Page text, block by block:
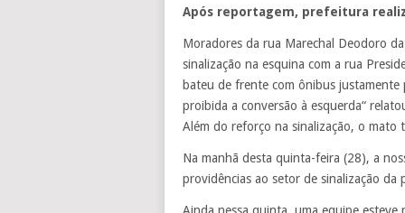
Após reportagem, prefeitura
Moradores da rua Marechal Deodoro
sinalização na esquina com a rua
bateu de frente com ônibus
proibida a conversão à esquerda“
Além do reforço na sinalização, o mato
Na manhã desta quinta-feira (28), a
providências ao setor de sinalização da